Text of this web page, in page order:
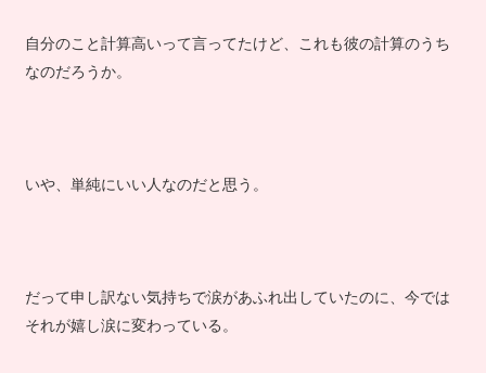
自分のこと計算高いって言ってたけど、これも彼の計算のうち
なのだろうか。
いや、単純にいい人なのだと思う。
だって申し訳ない気持ちで涙があふれ出していたのに、今では
それが嬉し涙に変わっている。